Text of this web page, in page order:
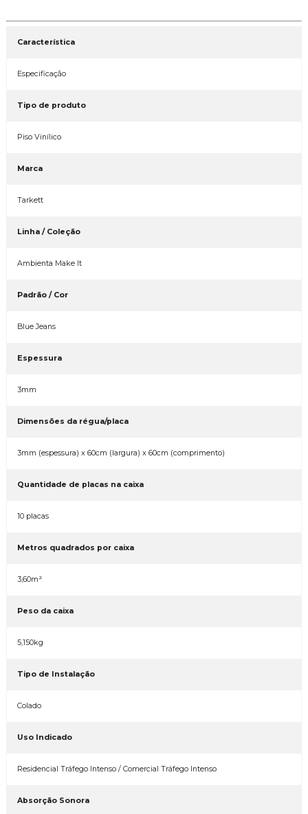
Característica
Especificação
Tipo de produto
Piso Vinílico
Marca
Tarkett
Linha / Coleção
Ambienta Make It
Padrão / Cor
Blue Jeans
Espessura
3mm
Dimensões da régua/placa
3mm (espessura) x 60cm (largura) x 60cm (comprimento)
Quantidade de placas na caixa
10 placas
Metros quadrados por caixa
3,60m²
Peso da caixa
5,150kg
Tipo de Instalação
Colado
Uso Indicado
Residencial Tráfego Intenso / Comercial Tráfego Intenso
Absorção Sonora